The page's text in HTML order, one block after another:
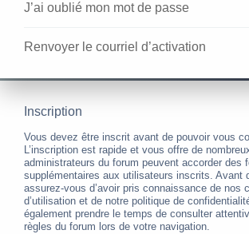
J’ai oublié mon mot de passe
Renvoyer le courriel d’activation
Inscription
Vous devez être inscrit avant de pouvoir vous
L’inscription est rapide et vous offre de
administrateurs du forum peuvent accorder des
supplémentaires aux utilisateurs inscrits. Avant
assurez-vous d’avoir pris connaissance de nos
d’utilisation et de notre politique de
également prendre le temps de consulter
règles du forum lors de votre navigation.